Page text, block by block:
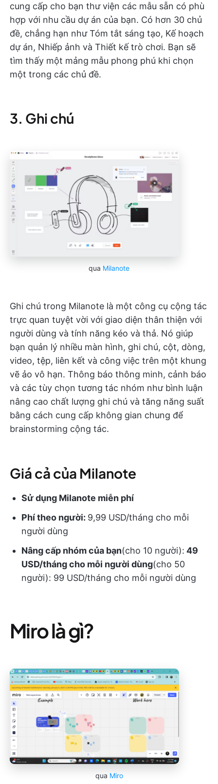
cung cấp cho bạn thư viện các mẫu sẵn có phù
hợp với nhu cầu dự án của bạn. Có hơn 30 chủ
đề, chẳng hạn như Tóm tắt sáng tạo, Kế hoạch
dự án, Nhiếp ảnh và Thiết kế trò chơi. Bạn sẽ
tìm thấy một mảng mẫu phong phú khi chọn
một trong các chủ đề.
3. Ghi chú
qua Milanote
Ghi chú trong Milanote là một công cụ cộng tác
trực quan tuyệt vời với giao diện thân thiện với
người dùng và tính năng kéo và thả. Nó giúp
bạn quản lý nhiều màn hình, ghi chú, cột, dòng,
video, tệp, liên kết và công việc trên một khung
vẽ ảo vô hạn. Thông báo thông minh, cảnh báo
và các tùy chọn tương tác nhóm như bình luận
nâng cao chất lượng ghi chú và tăng năng suất
bằng cách cung cấp không gian chung để
brainstorming cộng tác.
Giá cả của Milanote
Sử dụng Milanote miễn phí
Phí theo người: 9,99 USD/tháng cho mỗi
người dùng
Nâng cấp nhóm của bạn(cho 10 người): 49
USD/tháng cho mỗi người dùng(cho 50
người): 99 USD/tháng cho mỗi người dùng
Miro là gì?
qua Miro